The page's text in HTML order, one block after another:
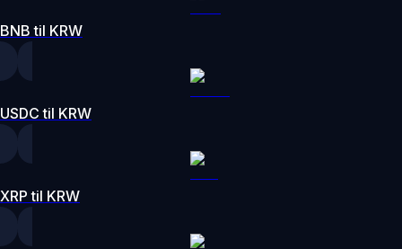
BNB til KRW
USDC til KRW
XRP til KRW